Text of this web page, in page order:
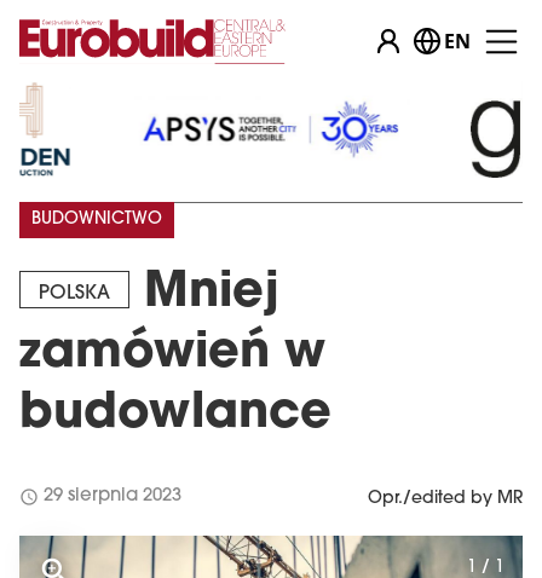
EN
POLSKA
Mniej
zamówień w
budowlance
BUDOWNICTWO
schedule 29 sierpnia 2023 Opr./edited by MR
1 / 1